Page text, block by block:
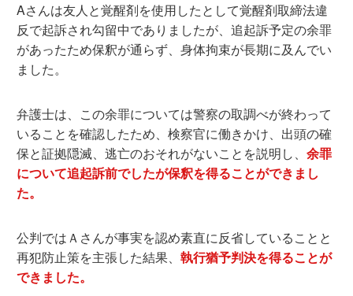
Aさんは友人と覚醒剤を使用したとして覚醒剤取締法違
反で起訴され勾留中でありましたが、追起訴予定の余罪
があったため保釈が通らず、身体拘束が長期に及んでい
ました。
弁護士は、この余罪については警察の取調べが終わって
いることを確認したため、検察官に働きかけ、出頭の確
保と証拠隠滅、逃亡のおそれがないことを説明し、余罪
について追起訴前でしたが保釈を得ることができまし
た。
公判ではＡさんが事実を認め素直に反省していることと
再犯防止策を主張した結果、執行猶予判決を得ることが
できました。